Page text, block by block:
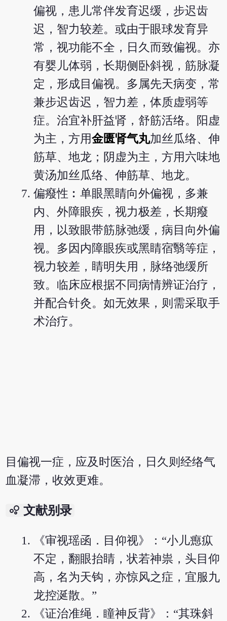
偏视，患儿常伴发育迟缓，步迟齿
迟，智力较差。或由于眼球发育异
常，视功能不全，日久而致偏视。亦
有婴儿体弱，长期侧卧斜视，筋脉凝
定，形成目偏视。多属先天病变，常
兼步迟齿迟，智力差，体质虚弱等
症。治宜补肝益肾，舒筋活络。阳虚
为主，方用金匮肾气丸加丝瓜络、伸
筋草、地龙；阴虚为主，方用六味地
黄汤加丝瓜络、伸筋草、地龙。
偏癈性︰单眼黑睛向外偏视，多兼
内、外障眼疾，视力极差，长期癈
用，以致眼带筋脉弛缓，病目向外偏
视。多因内障眼疾或黑睛宿翳等症，
视力较差，睛明失用，脉络弛缓所
致。临床应根据不同病情辨证治疗，
并配合针灸。如无效果，则需采取手
术治疗。
目偏视一症，应及时医治，日久则经络气
血凝滞，收效更难。
bubble_chart 文献别录
《审视瑶函．目仰视》：“小儿瘛疭
不定，翻眼抬睛，状若神祟，头目仰
高，名为天钩，亦惊风之症，宜服九
龙控涎散。”
《证治准绳．瞳神反背》：“其珠斜